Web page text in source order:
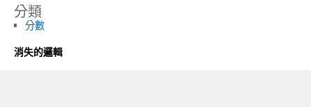
分類
分數
消失的邏輯